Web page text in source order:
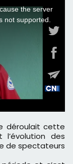
l’évolution des
de spectateurs